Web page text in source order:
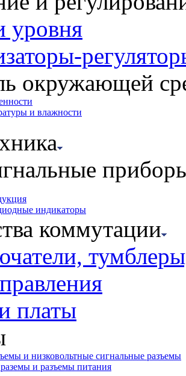
уровня
окружающей
и влажности
индикаторы
коммутации
платы
и низковольтные сигнальные разъемы
и разъемы питания